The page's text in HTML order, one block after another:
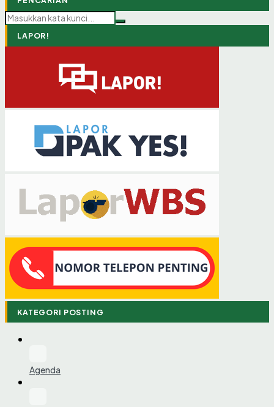
LAPOR!
KATEGORI POSTING
Agenda